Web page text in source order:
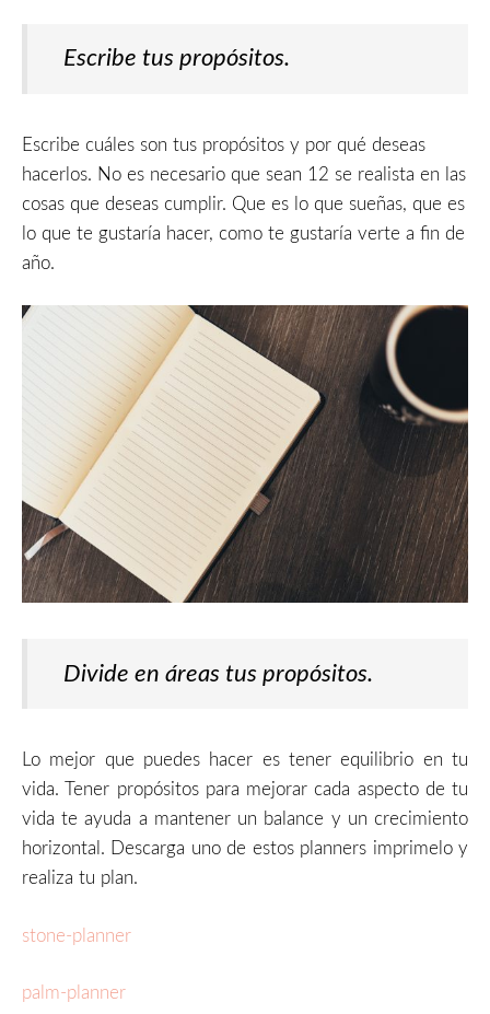
Escribe tus propósitos.
Escribe cuáles son tus propósitos y por qué deseas
hacerlos. No es necesario que sean 12 se realista en las
cosas que deseas cumplir. Que es lo que sueñas, que es
lo que te gustaría hacer, como te gustaría verte a fin de
año.
Divide en áreas tus propósitos.
Lo mejor que puedes hacer es tener equilibrio en tu
vida. Tener propósitos para mejorar cada aspecto de tu
vida te ayuda a mantener un balance y un crecimiento
horizontal. Descarga uno de estos planners imprimelo y
realiza tu plan.
stone-planner
palm-planner